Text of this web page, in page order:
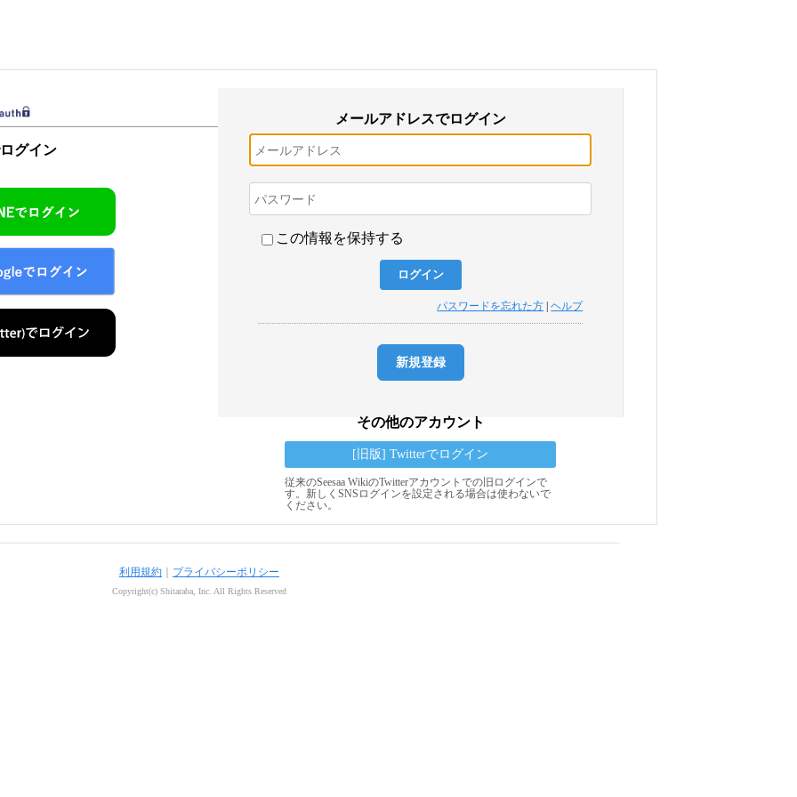
グイン
メールアドレスでログイン
この情報を保持する
パスワードを忘れた方 |ヘルプ
新規登録
その他のアカウント
[旧版] Twitterでログイン
従来のSeesaa WikiのTwitterアカウントでの旧ログインで
す。新しくSNSログインを設定される場合は使わないで
ください。
利用規約 プライバシーポリシー
Copyright(c) Shitaraba, Inc. All Rights Reserved